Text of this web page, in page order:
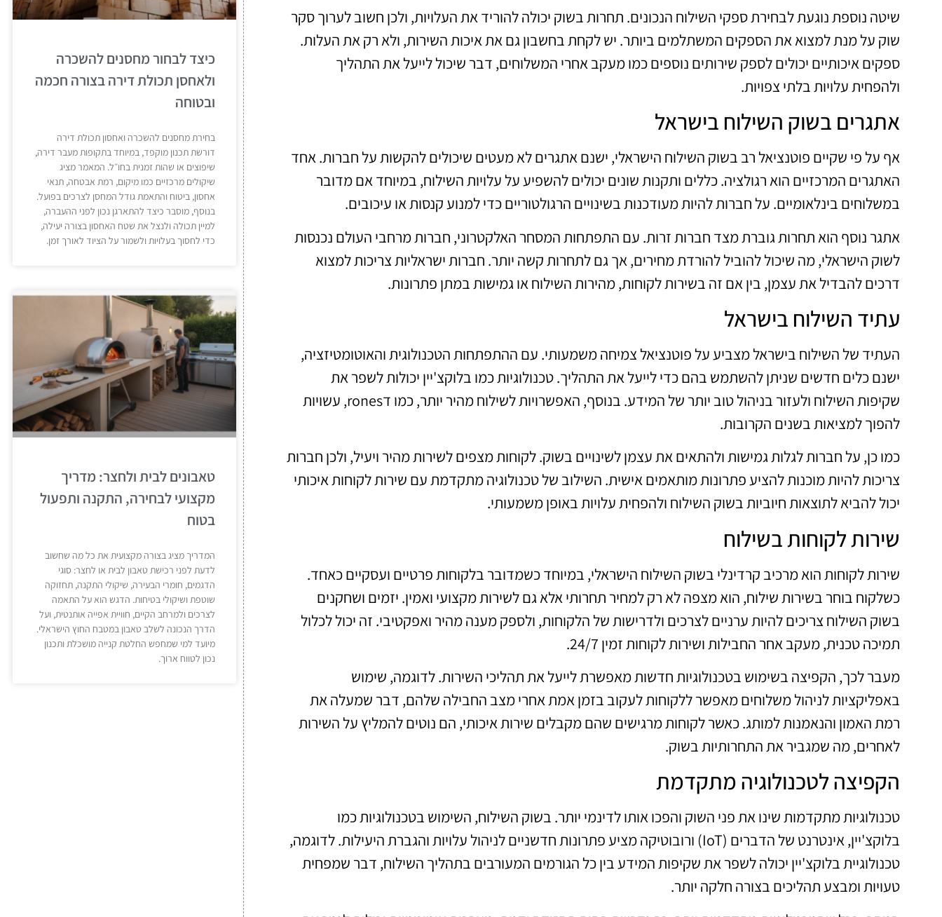
שיטה נוספת נוגעת לבחירת ספקי השילוח הנכונים. תחרות בשוק יכולה להוריד את העלויות, ולכן חשוב לערוך סקר
שוק על מנת למצוא את הספקים המשתלמים ביותר. יש לקחת בחשבון גם את איכות השירות, ולא רק את העלות.
ספקים איכותיים יכולים לספק שירותים נוספים כמו מעקב אחרי המשלוחים, דבר שיכול לייעל את התהליך
ולהפחית עלויות בלתי צפויות.
אתגרים בשוק השילוח בישראל
אף על פי שקיים פוטנציאל רב בשוק השילוח הישראלי, ישנם אתגרים לא מעטים שיכולים להקשות על חברות. אחד
האתגרים המרכזיים הוא רגולציה. כללים ותקנות שונים יכולים להשפיע על עלויות השילוח, במיוחד אם מדובר
במשלוחים בינלאומיים. על חברות להיות מעודכנות בשינויים הרגולטוריים כדי למנוע קנסות או עיכובים.
אתגר נוסף הוא תחרות גוברת מצד חברות זרות. עם התפתחות המסחר האלקטרוני, חברות מרחבי העולם נכנסות
לשוק הישראלי, מה שיכול להוביל להורדת מחירים, אך גם לתחרות קשה יותר. חברות ישראליות צריכות למצוא
דרכים להבדיל את עצמן, בין אם זה בשירות לקוחות, מהירות השילוח או גמישות במתן פתרונות.
עתיד השילוח בישראל
העתיד של השילוח בישראל מצביע על פוטנציאל צמיחה משמעותי. עם ההתפתחות הטכנולוגית והאוטומטיזציה,
ישנם כלים חדשים שניתן להשתמש בהם כדי לייעל את התהליך. טכנולוגיות כמו בלוקצ'יין יכולות לשפר את
שקיפות השילוח ולעזור בניהול טוב יותר של המידע. בנוסף, האפשרויות לשילוח מהיר יותר, כמו דrones, עשויות
להפוך למציאות בשנים הקרובות.
כמו כן, על חברות לגלות גמישות ולהתאים את עצמן לשינויים בשוק. לקוחות מצפים לשירות מהיר ויעיל, ולכן חברות
צריכות להיות מוכנות להציע פתרונות מותאמים אישית. השילוב של טכנולוגיה מתקדמת עם שירות לקוחות איכותי
יכול להביא לתוצאות חיוביות בשוק השילוח ולהפחית עלויות באופן משמעותי.
שירות לקוחות בשילוח
שירות לקוחות הוא מרכיב קרדינלי בשוק השילוח הישראלי, במיוחד כשמדובר בלקוחות פרטיים ועסקיים כאחד.
כשלקוח בוחר בשירות שילוח, הוא מצפה לא רק למחיר תחרותי אלא גם לשירות מקצועי ואמין. יזמים ושחקנים
בשוק השילוח צריכים להיות ערניים לצרכים ולדרישות של הלקוחות, ולספק מענה מהיר ואפקטיבי. זה יכול לכלול
תמיכה טכנית, מעקב אחר החבילות ושירות לקוחות זמין 24/7.
מעבר לכך, הקפיצה בשימוש בטכנולוגיות חדשות מאפשרת לייעל את תהליכי השירות. לדוגמה, שימוש
באפליקציות לניהול משלוחים מאפשר ללקוחות לעקוב בזמן אמת אחרי מצב החבילה שלהם, דבר שמעלה את
רמת האמון והנאמנות למותג. כאשר לקוחות מרגישים שהם מקבלים שירות איכותי, הם נוטים להמליץ על השירות
לאחרים, מה שמגביר את התחרותיות בשוק.
הקפיצה לטכנולוגיה מתקדמת
טכנולוגיות מתקדמות שינו את פני השוק והפכו אותו לדינמי יותר. בשוק השילוח, השימוש בטכנולוגיות כמו
בלוקצ'יין, אינטרנט של הדברים (IoT) ורובוטיקה מציע פתרונות חדשניים לניהול עלויות והגברת היעילות. לדוגמה,
טכנולוגיית בלוקצ'יין יכולה לשפר את שקיפות המידע בין כל הגורמים המעורבים בתהליך השילוח, דבר שמפחית
טעויות ומבצע תהליכים בצורה חלקה יותר.
כיצד לבחור מחסנים להשכרה
ולאחסן תכולת דירה בצורה חכמה
ובטוחה
בחירת מחסנים להשכרה ואחסון תכולת דירה
דורשת תכנון מוקפד, במיוחד בתקופות מעבר דירה,
שיפוצים או שהות זמנית בחו״ל. המאמר מציג
שיקולים מרכזיים כמו מיקום, רמת אבטחה, תנאי
אחסון, ביטוח והתאמת גודל המחסן לצרכים בפועל.
בנוסף, מוסבר כיצד להתארגן נכון לפני ההעברה,
למיין תכולה ולנצל את שטח האחסון בצורה יעילה,
כדי לחסוך בעלויות ולשמור על הציוד לאורך זמן.
טאבונים לבית ולחצר: מדריך
מקצועי לבחירה, התקנה ותפעול
בטוח
המדריך מציג בצורה מקצועית את כל מה שחשוב
לדעת לפני רכישת טאבון לבית או לחצר: סוגי
הדגמים, חומרי הבעירה, שיקולי התקנה, תחזוקה
שוטפת ושיקולי בטיחות. הדגש הוא על התאמה
לצרכים ולמרחב הקיים, חוויית אפייה אותנטית, ועל
הדרך הנכונה לשלב טאבון במטבח החוץ הישראלי.
מיועד למי שמחפש החלטת קנייה מושכלת ותכנון
נכון לטווח ארוך.